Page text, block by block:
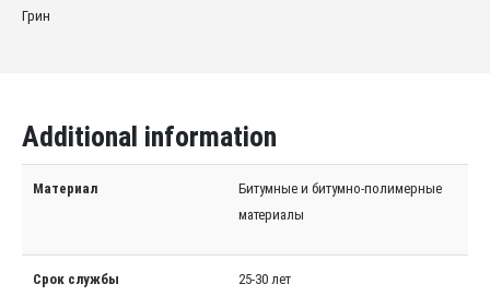
Грин
Additional information
Материал
Битумные и битумно-полимерные
материалы
Срок службы 25-30 лет